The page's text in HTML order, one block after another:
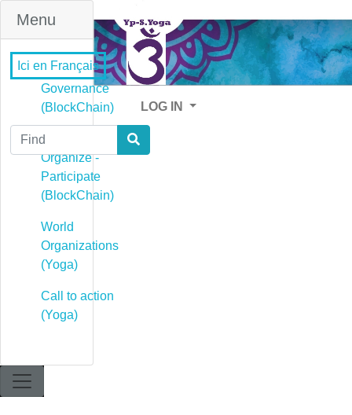
Menu
Governance
(BlockChain)
Governance -
Organize -
Participate
(BlockChain)
World
Organizations
(Yoga)
Call to action
(Yoga)
Ici en Français
LOG IN
Find